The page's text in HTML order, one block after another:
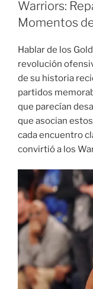
Warriors:
Momentos
Hablar de los
revolución
de su historia
partidos
que parecían
que asocian
cada encuentro
convirtió a los